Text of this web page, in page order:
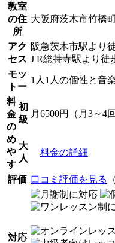
教室
の住
所
大阪府茨木市竹橋
アク
セス
阪急茨木市駅より
J R総持寺駅より徒
モッ
トー
1人1人の個性と音
料
金
の
め
や
す
初
級
月6500円（月3～4
大
人
料金の詳細
評価 口コミ評価を見る
対応